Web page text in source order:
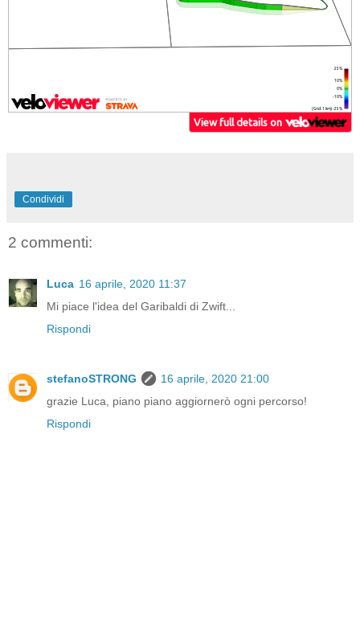
Condividi
2 commenti:
Luca 16 aprile, 2020 11:37
Mi piace l'idea del Garibaldi di Zwift...
Rispondi
stefanoSTRONG
16 aprile, 2020 21:00
grazie Luca, piano piano aggiornerò ogni percorso!
Rispondi